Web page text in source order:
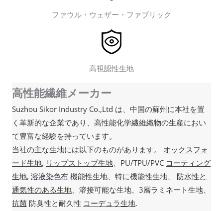
ファウル・ウェザー・ファブリック
高視認性生地
高性能繊維メーカー
Suzhou Sikor Industry Co.,Ltd は、中国の蘇州に本社を置
く革新的な企業であり、高性能化学繊維織物の生産におい
て豊富な経験を持っています。
当社の主な生地には以下のものがあります。 オックスフォ
ード生地, リップストップ生地、PU/TPU/PVC コーティング
生地, 溶液染色布 機能性生地、特に機能性生地、 防水性と
通気性のある生地、溶接可能な生地、3層ラミネート生地、
抗菌 防臭性と耐久性 コーデュラ生地.